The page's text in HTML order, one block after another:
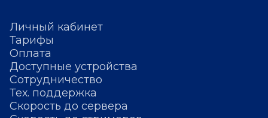
Личный кабинет
Тарифы
Оплата
Доступные устройства
Сотрудничество
Тех. поддержка
Скорость до сервера